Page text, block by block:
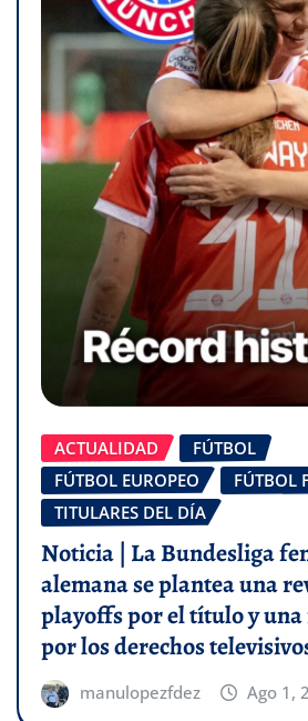
ACTUALIDAD
FÚTBOL
FÚTBOL EUROPEO
FÚTBOL
TITULARES DEL DÍA
Noticia | La Bundesliga
alemana se plantea una
playoffs por el título y
por los derechos
manulopezfdez Ago 1,